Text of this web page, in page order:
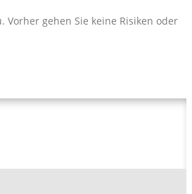
gehen Sie keine Risiken oder